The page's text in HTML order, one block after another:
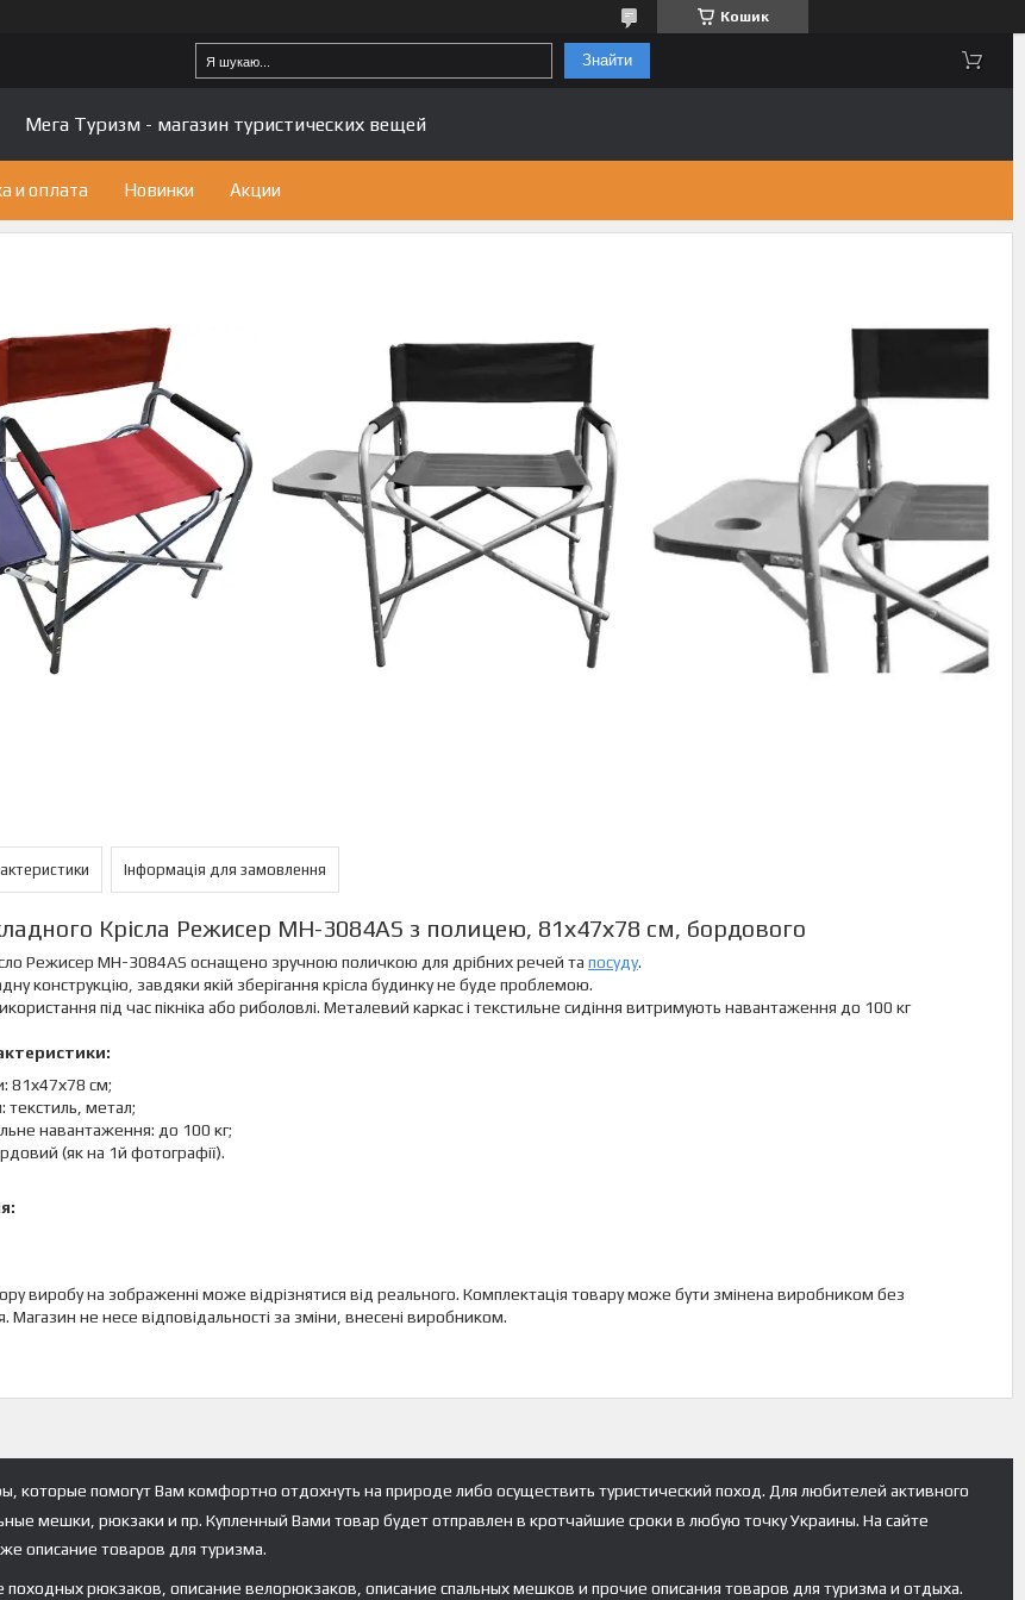
Кошик
Знайти
Мега Туризм - магазин туристических вещей
и оплата Новинки Акции
Інформація для замовлення
Крісла Режисер MH-3084AS з полицею, 81х47х78 см, бордового
Режисер MH-3084AS оснащено зручною поличкою для дрібних речей та посуду.
конструкцію, завдяки якій зберігання крісла будинку не буде проблемою.
під час пікніка або риболовлі. Металевий каркас і текстильне сидіння витримують навантаження до 100 кг
81х47х78 см;
текстиль, метал;
навантаження: до 100 кг;
(як на 1й фотографії).
виробу на зображенні може відрізнятися від реального. Комплектація товару може бути змінена виробником без
не несе відповідальності за зміни, внесені виробником.
которые помогут Вам комфортно отдохнуть на природе либо осуществить туристический поход. Для любителей активного
мешки, рюкзаки и пр. Купленный Вами товар будет отправлен в кротчайшие сроки в любую точку Украины. На сайте
описание товаров для туризма.
рюкзаков, описание велорюкзаков, описание спальных мешков и прочие описания товаров для туризма и отдыха.